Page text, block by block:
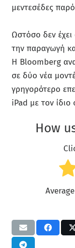
μεντεσέδες
Ωστόσο δεν έχει
την παραγωγή
Η Bloomberg
σε δύο νέα
γρηγορότερο
iPad με τον
How